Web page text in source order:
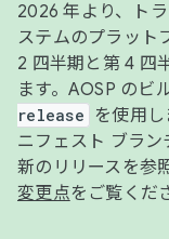
2026 年より、ト
ステムのプラット
2 四半期と第 4 四
ます。AOSP のビ
release
を使用し
ニフェスト ブラ
新のリリースを参
変更点をご覧くだ